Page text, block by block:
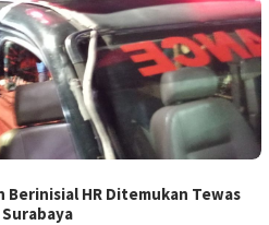
HR Ditemukan Tewas